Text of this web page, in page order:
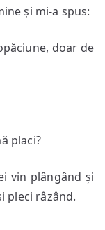
și mi-a spus:
doar de
placi?
vin plângând și
pleci râzând.